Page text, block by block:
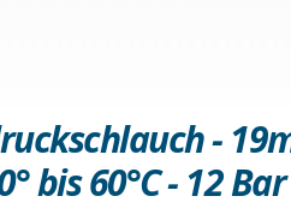
-
bis 60°C - 12 Bar